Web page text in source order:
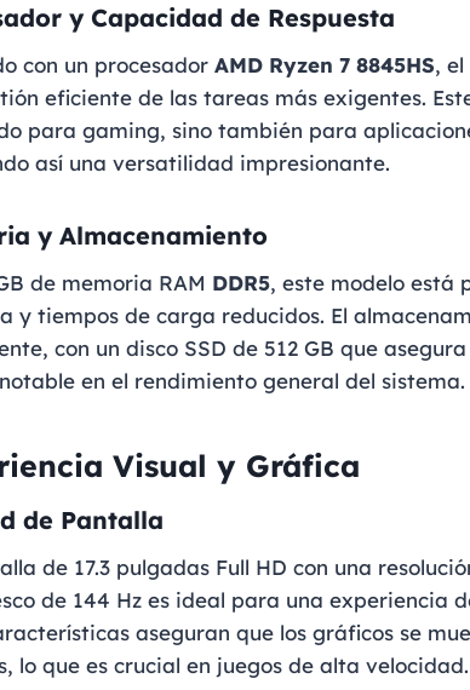
y Capacidad de Respuesta
con un procesador AMD Ryzen 7 8845HS, el
eficiente de las tareas más exigentes.
para gaming, sino también para
así una versatilidad impresionante.
y Almacenamiento
de memoria RAM DDR5, este modelo está
y tiempos de carga reducidos. El
con un disco SSD de 512 GB que
en el rendimiento general del sistema.
Visual y Gráfica
de Pantalla
de 17.3 pulgadas Full HD con una
de 144 Hz es ideal para una experiencia
aseguran que los gráficos se
lo que es crucial en juegos de alta velocidad.